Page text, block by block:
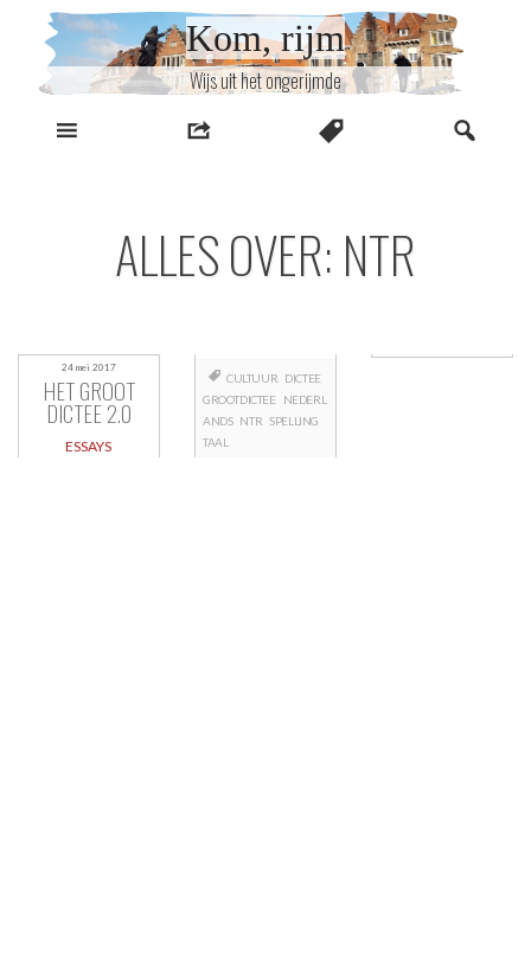
inhoud
Kom, rijm
Wijs uit het ongerijmde
ALLES OVER: NTR
24 mei 2017
HET GROOT
DICTEE 2.0
ESSAYS
CULTUUR DICTEE
GROOTDICTEE
NEDERL
ANDS NTR SPELLING
TAAL